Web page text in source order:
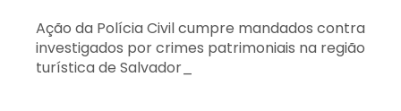
Ação da Polícia Civil cumpre mandados contra
investigados por crimes patrimoniais na região
turística de Salvador_